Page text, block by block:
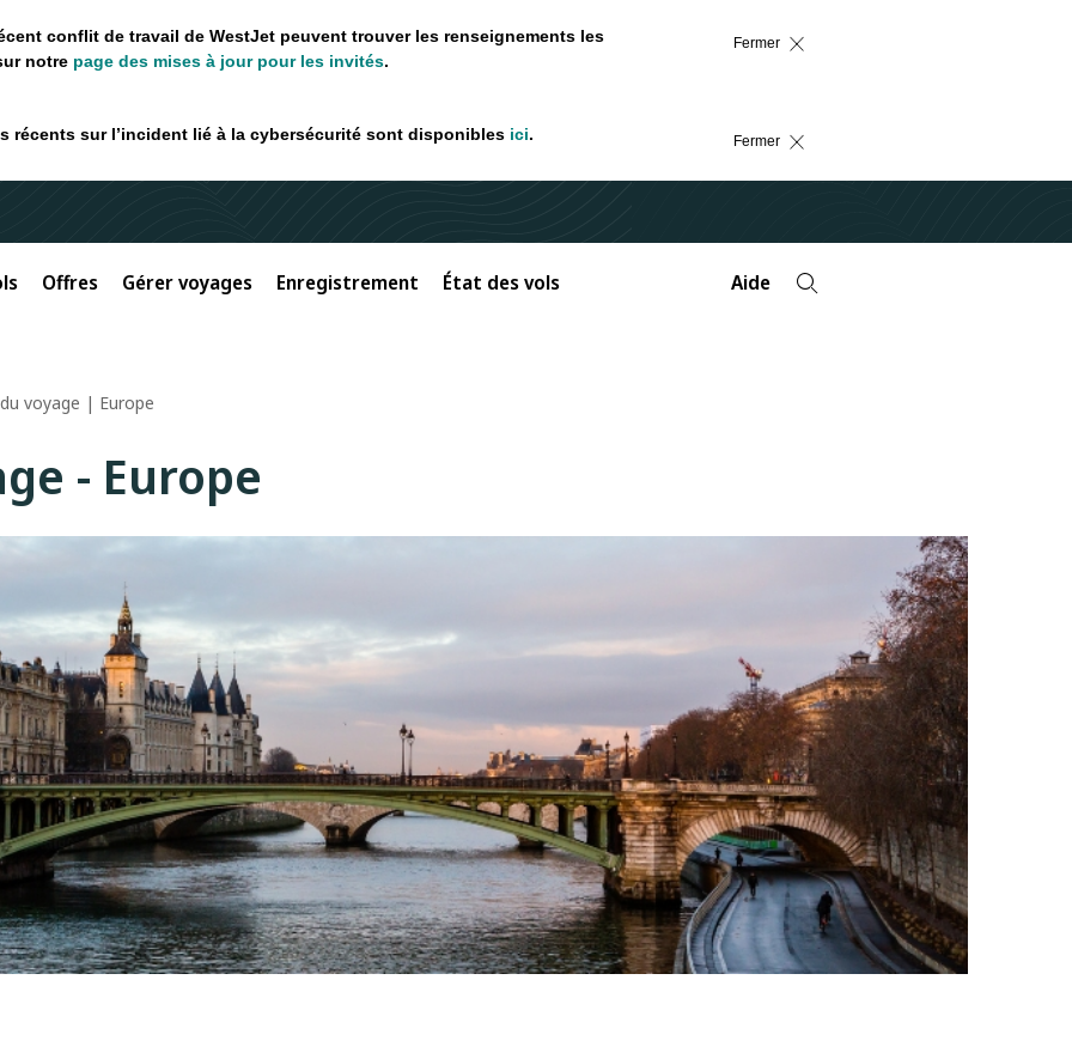
conflit de travail de WestJet peuvent trouver les renseignements les
notre page des mises à jour pour les invités.
Fermer
récents sur l’incident lié à la cybersécurité sont disponibles ici. Fermer
Offres Gérer voyages Enregistrement État des vols Aide
voyage | Europe
- Europe